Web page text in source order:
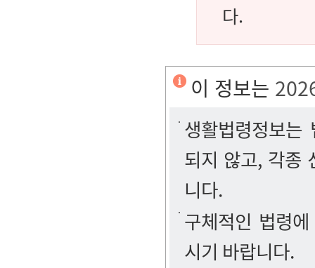
다.
이 정보는
생활법령정보
되지 않고, 각종
니다.
구체적인 법령
시기 바랍니다.